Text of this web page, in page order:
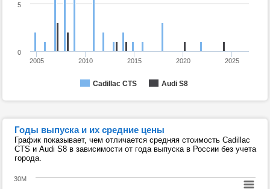
Cadillac CTS Audi S8
2005 2010 2015 2020 2025
0
5
Годы выпуска и их средние цены
График показывает, чем отличается средняя стоимость Cadillac
CTS и Audi S8 в зависимости от года выпуска в России без учета
города.
30M